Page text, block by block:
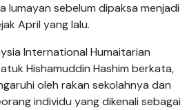
lumayan sebelum dipaksa menjadi
April yang lalu.
International Humaitarian
Hishamuddin Hashim berkata,
oleh rakan sekolahnya dan
individu yang dikenali sebagai